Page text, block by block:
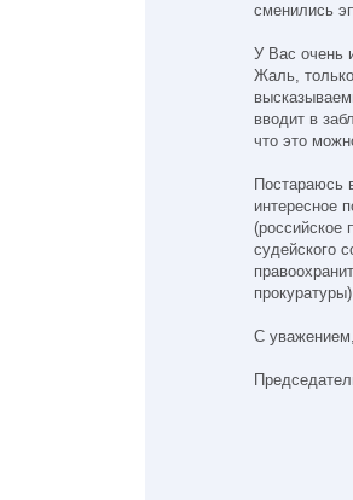
сменились
У Вас очень
Жаль,
вводит в
что это
Постараюсь
интересное
(российское
судейского
С